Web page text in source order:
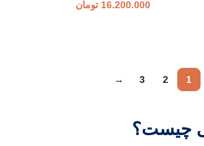
16.200.000 تومان
1
2
3
→
چیست؟